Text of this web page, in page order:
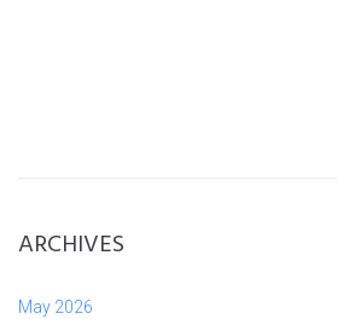
ARCHIVES
May 2026